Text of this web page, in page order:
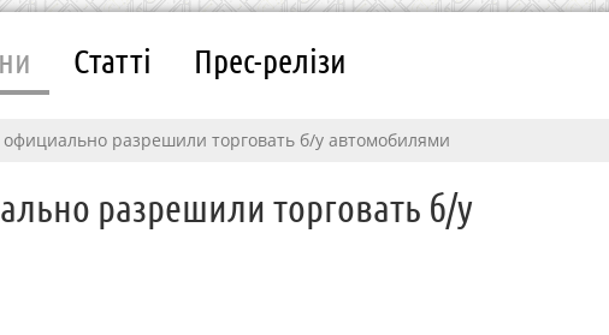
Статті Прес-релізи
разрешили торговать б/у автомобилями
разрешили торговать б/у